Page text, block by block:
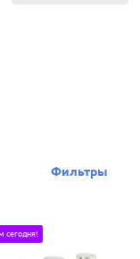
Фильтры
сегодня!